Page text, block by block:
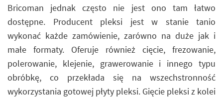
Bricoman jednak często nie jest ono tam łatwo
dostępne. Producent pleksi jest w stanie tanio
wykonać każde zamówienie, zarówno na duże jak i
małe formaty. Oferuje również cięcie, frezowanie,
polerowanie, klejenie, grawerowanie i innego typu
obróbkę, co przekłada się na wszechstronność
wykorzystania gotowej płyty pleksi. Gięcie pleksi z kolei